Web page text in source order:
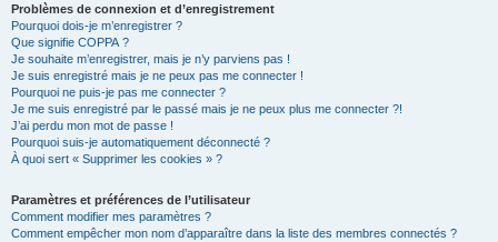
Problèmes de connexion et d’enregistrement
Pourquoi dois-je m’enregistrer ?
Que signifie COPPA ?
Je souhaite m’enregistrer, mais je n’y parviens pas !
Je suis enregistré mais je ne peux pas me connecter !
Pourquoi ne puis-je pas me connecter ?
Je me suis enregistré par le passé mais je ne peux plus me connecter ?!
J’ai perdu mon mot de passe !
Pourquoi suis-je automatiquement déconnecté ?
À quoi sert « Supprimer les cookies » ?
Paramètres et préférences de l’utilisateur
Comment modifier mes paramètres ?
Comment empêcher mon nom d’apparaître dans la liste des membres connectés ?